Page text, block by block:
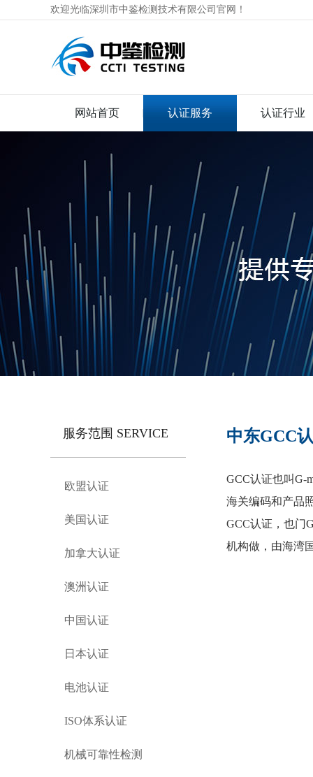
欢迎光临深圳市中鉴检测技术有限公司官网！
网站首页 认证服务 认证行业
服务范围 SERVICE
欧盟认证
美国认证
加拿大认证
澳洲认证
中国认证
日本认证
电池认证
ISO体系认证
机械可靠性检测
中东GCC
GCC认证也叫G-
海关编码和产品
GCC认证，也门
机构做，由海湾